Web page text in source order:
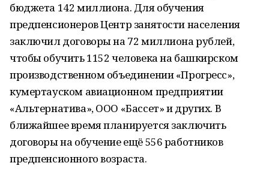
бюджета 142 миллиона. Для обучения
предпенсионеров Центр занятости населения
заключил договоры на 72 миллиона рублей,
чтобы обучить 1152 человека на башкирском
производственном объединении «Прогресс»,
кумертауском авиационном предприятии
«Альтернатива», ООО «Бассет» и других. В
ближайшее время планируется заключить
договоры на обучение ещё 556 работников
предпенсионного возраста.